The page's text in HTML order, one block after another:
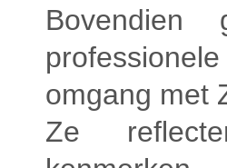
omgang met
Ze